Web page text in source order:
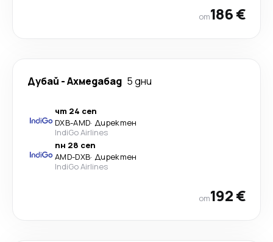
от186 €
Дубай -Ахмедабад 5 дни
чт 24 сеп
DXB-AMD· Директен
IndiGo Airlines
пн 28 сеп
AMD-DXB· Директен
IndiGo Airlines
от192 €